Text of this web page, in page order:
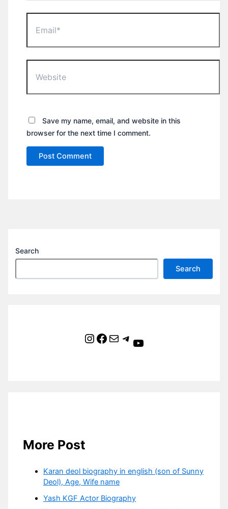
Save my name, email, and website in this
browser for the next time I comment.
Search
Search
Instagram Facebook Mail Telegram YouTube
More Post
Karan deol biography in english (son of Sunny
Deol), Age, Wife name
Yash KGF Actor Biography